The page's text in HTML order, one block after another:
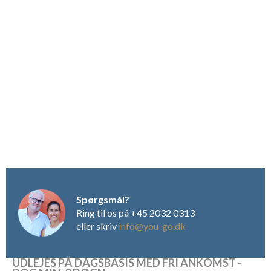
Spørgsmål?
Ring til os på +45 2032 0313
eller skriv info@you-go.dk
UDLEJES PÅ DAGSBASIS MED FRI ANKOMST -